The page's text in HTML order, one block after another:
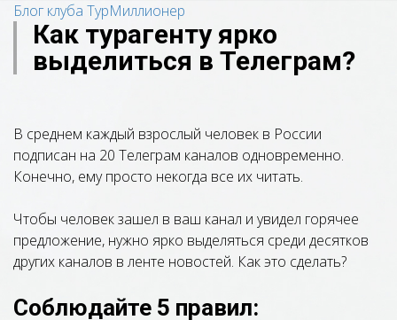
Блог клуба ТурМиллионер
Как турагенту ярко
выделиться в Телеграм?
В среднем каждый взрослый человек в России
подписан на 20 Телеграм каналов одновременно.
Конечно, ему просто некогда все их читать.
Чтобы человек зашел в ваш канал и увидел горячее
предложение, нужно ярко выделяться среди десятков
других каналов в ленте новостей. Как это сделать?
Соблюдайте 5 правил: